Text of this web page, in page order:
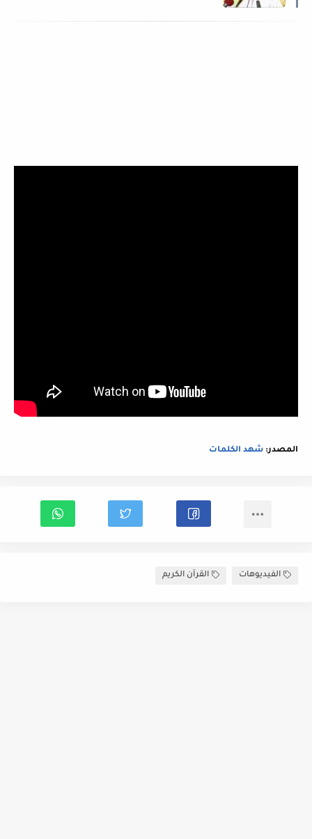
المصدر: شهد الكلمات
الفيديوهات القرآن الكريم